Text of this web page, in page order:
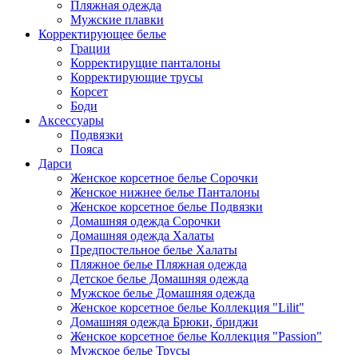
Пляжная одежда
Мужские плавки
Корректирующее белье
Грации
Корректирущие панталоны
Корректирующие трусы
Корсет
Боди
Аксессуары
Подвязки
Пояса
Дарси
Женское корсетное белье Сорочки
Женское нижнее белье Панталоны
Женское корсетное белье Подвязки
Домашняя одежда Сорочки
Домашняя одежда Халаты
Предпостельное белье Халаты
Пляжное белье Пляжная одежда
Детское белье Домашняя одежда
Мужское белье Домашняя одежда
Женское корсетное белье Коллекция "Lilit"
Домашняя одежда Брюки, бриджи
Женское корсетное белье Коллекция "Passion"
Мужское белье Трусы